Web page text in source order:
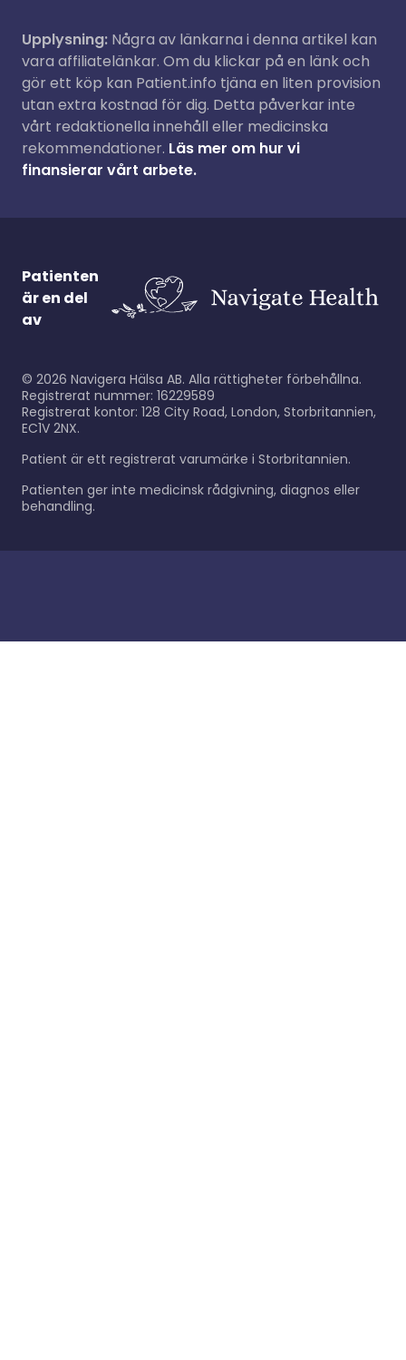
Upplysning: Några av länkarna i denna artikel kan
vara affiliatelänkar. Om du klickar på en länk och
gör ett köp kan Patient.info tjäna en liten provision
utan extra kostnad för dig. Detta påverkar inte
vårt redaktionella innehåll eller medicinska
rekommendationer. Läs mer om hur vi
finansierar vårt arbete.
Patienten
är en del
av
© 2026 Navigera Hälsa AB. Alla rättigheter förbehållna.
Registrerat nummer: 16229589
Registrerat kontor: 128 City Road, London, Storbritannien,
EC1V 2NX.
Patient är ett registrerat varumärke i Storbritannien.
Patienten ger inte medicinsk rådgivning, diagnos eller
behandling.